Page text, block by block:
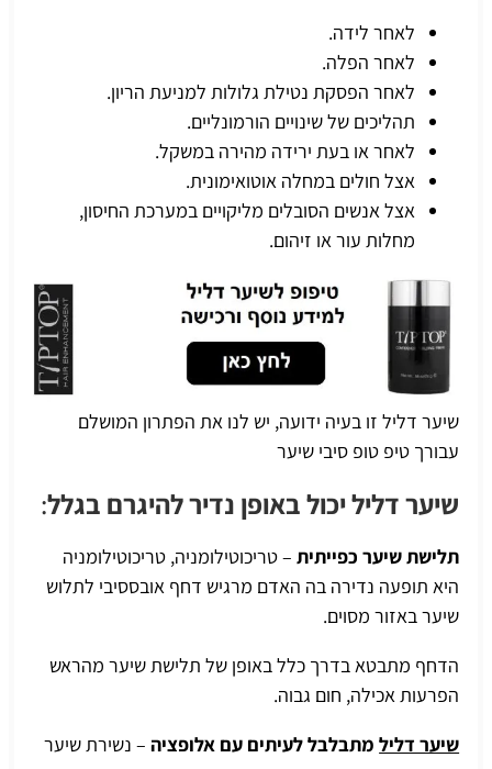
לאחר לידה.
לאחר הפלה.
לאחר הפסקת נטילת גלולות למניעת הריון.
תהליכים של שינויים הורמונליים.
לאחר או בעת ירידה מהירה במשקל.
אצל חולים במחלה אוטואימונית.
אצל אנשים הסובלים מליקויים במערכת החיסון,
מחלות עור או זיהום.
שיער דליל זו בעיה ידועה, יש לנו את הפתרון המושלם
עבורך טיפ טופ סיבי שיער
שיער דליל יכול באופן נדיר להיגרם בגלל:
תלישת שיער כפייתית– טריכוטילומניה, טריכוטילומניה
היא תופעה נדירה בה האדם מרגיש דחף אובססיבי לתלוש
שיער באזור מסוים.
הדחף מתבטא בדרך כלל באופן של תלישת שיער מהראש
הפרעות אכילה, חום גבוה.
שיער דלילמתבלבל לעיתים עם אלופציה– נשירת שיער